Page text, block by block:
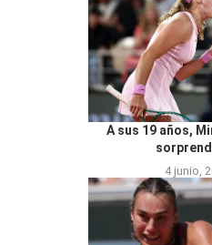
A sus 19 años,
4 junio,